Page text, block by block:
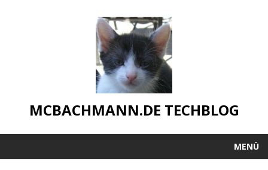
MCBACHMANN.DE TECHBLOG
MENÜ